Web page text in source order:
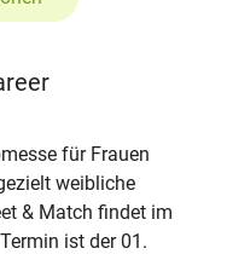
für Frauen
weibliche
& Match findet im
ist der 01.